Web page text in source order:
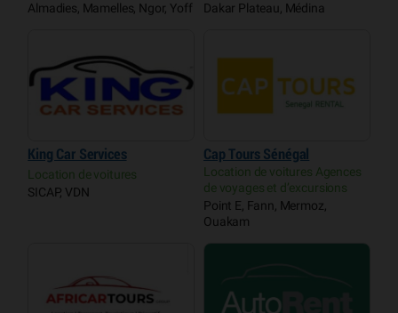
Almadies, Mamelles, Ngor, Yoff
Dakar Plateau, Médina
King Car Services
Location de voitures
SICAP, VDN
Cap Tours Sénégal
Location de voitures Agences
de voyages et d’excursions
Point E, Fann, Mermoz,
Ouakam